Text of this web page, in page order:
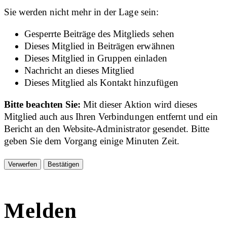
Sie werden nicht mehr in der Lage sein:
Gesperrte Beiträge des Mitglieds sehen
Dieses Mitglied in Beiträgen erwähnen
Dieses Mitglied in Gruppen einladen
Nachricht an dieses Mitglied
Dieses Mitglied als Kontakt hinzufügen
Bitte beachten Sie:Mit dieser Aktion wird dieses
Mitglied auch aus Ihren Verbindungen entfernt und ein
Bericht an den Website-Administrator gesendet. Bitte
geben Sie dem Vorgang einige Minuten Zeit.
Bestätigen
Melden